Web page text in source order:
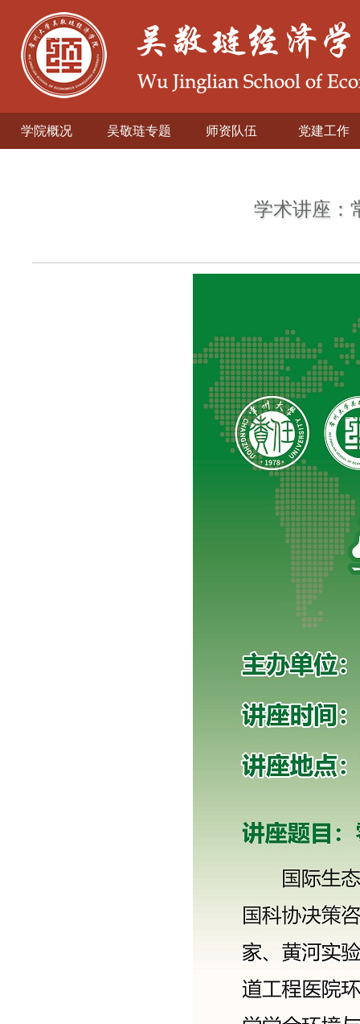
学院概况 吴敬琏专题 师资队伍 党建工作
学术讲座：